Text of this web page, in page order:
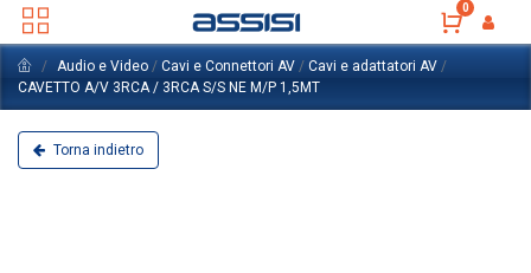
0
Audio e Video / Cavi e Connettori AV / Cavi e adattatori AV /
CAVETTO A/V 3RCA / 3RCA S/S NE M/P 1,5MT
Torna indietro